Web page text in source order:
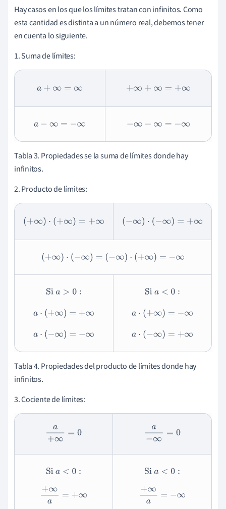
Hay casos en los que los límites tratan con infinitos. Como
esta cantidad es distinta a un número real, debemos tener
en cuenta lo siguiente.
1. Suma de límites:
a +∞ =∞ +∞ +∞=+∞
a −∞ =− ∞ − ∞ −∞=−∞
Tabla 3. Propiedades se la suma de límites donde hay
infinitos.
2. Producto de límites:
(+ ∞ )·(+∞)= +∞ (− ∞ )·(−∞)= +∞
(+∞)·(− ∞) =(−∞)·( +∞)=−∞
Si a>0 :
a·(+∞) =+∞
a·(−∞) =−∞
Si a<0:
a·(+∞) =−∞
a·(−∞) =+∞
Tabla 4. Propiedades del producto de límites donde hay
infinitos.
3. Cociente de límites:
a+∞ =0 a−∞ =0
Si a<0:
+∞ a=+ ∞
Si a<0 :
+∞ a=− ∞